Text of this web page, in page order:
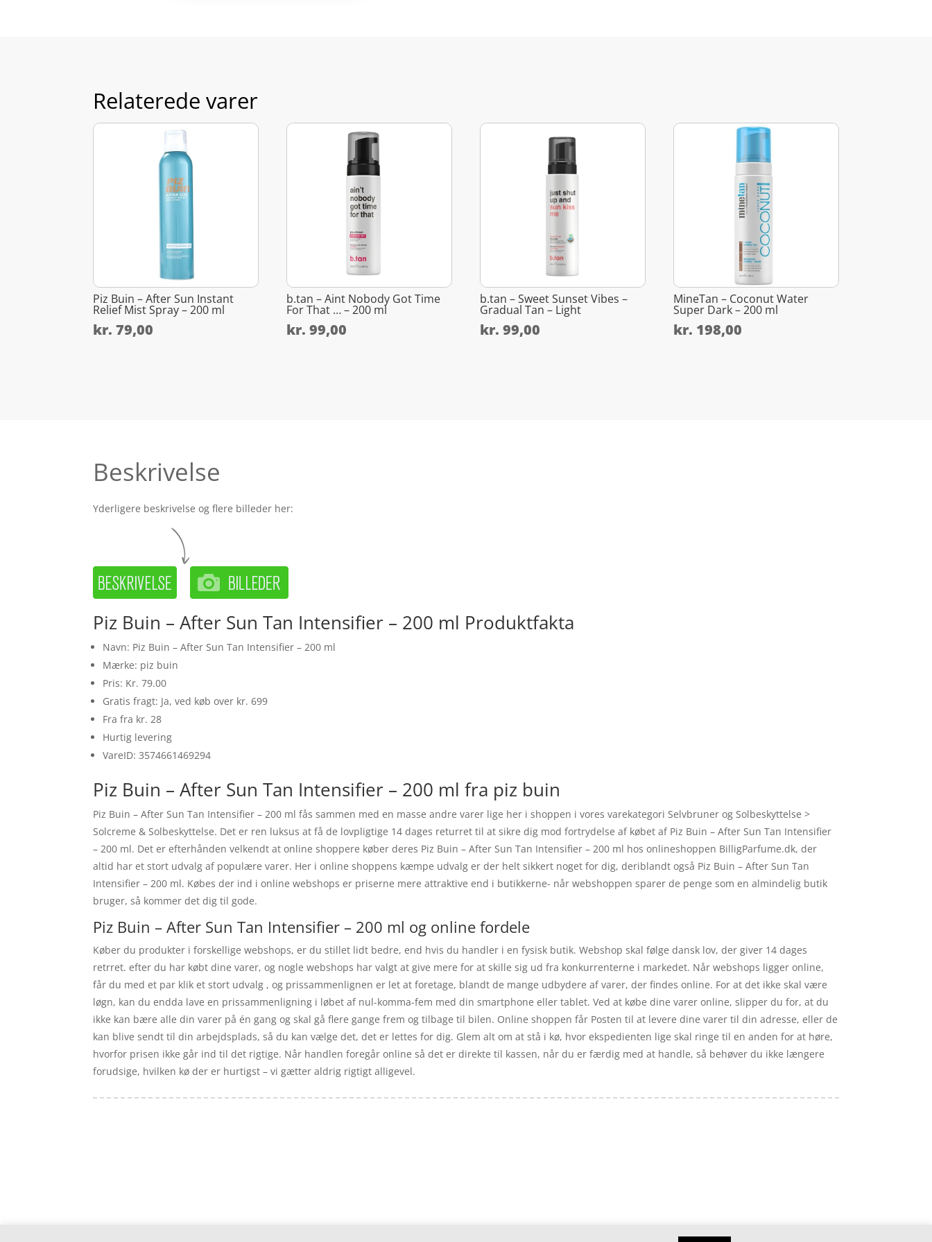
Relaterede varer
Piz Buin – After Sun Instant
Relief Mist Spray – 200 ml
kr. 79,00
b.tan – Aint Nobody Got Time
For That … – 200 ml
kr. 99,00
b.tan – Sweet Sunset Vibes –
Gradual Tan – Light
kr. 99,00
MineTan – Coconut Water
Super Dark – 200 ml
kr. 198,00
Beskrivelse
Yderligere beskrivelse og flere billeder her:
Piz Buin – After Sun Tan Intensifier – 200 ml Produktfakta
Navn: Piz Buin – After Sun Tan Intensifier – 200 ml
Mærke: piz buin
Pris: Kr. 79.00
Gratis fragt: Ja, ved køb over kr. 699
Fra fra kr. 28
Hurtig levering
VareID: 3574661469294
Piz Buin – After Sun Tan Intensifier – 200 ml fra piz buin
Piz Buin – After Sun Tan Intensifier – 200 ml fås sammen med en masse andre varer lige her i shoppen i vores varekategori Selvbruner og Solbeskyttelse >
Solcreme & Solbeskyttelse. Det er ren luksus at få de lovpligtige 14 dages returret til at sikre dig mod fortrydelse af købet af Piz Buin – After Sun Tan Intensifier
– 200 ml. Det er efterhånden velkendt at online shoppere køber deres Piz Buin – After Sun Tan Intensifier – 200 ml hos onlineshoppen BilligParfume.dk, der
altid har et stort udvalg af populære varer. Her i online shoppens kæmpe udvalg er der helt sikkert noget for dig, deriblandt også Piz Buin – After Sun Tan
Intensifier – 200 ml. Købes der ind i online webshops er priserne mere attraktive end i butikkerne- når webshoppen sparer de penge som en almindelig butik
bruger, så kommer det dig til gode.
Piz Buin – After Sun Tan Intensifier – 200 ml og online fordele
Køber du produkter i forskellige webshops, er du stillet lidt bedre, end hvis du handler i en fysisk butik. Webshop skal følge dansk lov, der giver 14 dages
retrret. efter du har købt dine varer, og nogle webshops har valgt at give mere for at skille sig ud fra konkurrenterne i markedet. Når webshops ligger online,
får du med et par klik et stort udvalg , og prissammenlignen er let at foretage, blandt de mange udbydere af varer, der findes online. For at det ikke skal være
løgn, kan du endda lave en prissammenligning i løbet af nul-komma-fem med din smartphone eller tablet. Ved at købe dine varer online, slipper du for, at du
ikke kan bære alle din varer på én gang og skal gå flere gange frem og tilbage til bilen. Online shoppen får Posten til at levere dine varer til din adresse, eller de
kan blive sendt til din arbejdsplads, så du kan vælge det, det er lettes for dig. Glem alt om at stå i kø, hvor ekspedienten lige skal ringe til en anden for at høre,
hvorfor prisen ikke går ind til det rigtige. Når handlen foregår online så det er direkte til kassen, når du er færdig med at handle, så behøver du ikke længere
forudsige, hvilken kø der er hurtigst – vi gætter aldrig rigtigt alligevel.